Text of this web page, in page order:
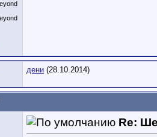
дени (28.10.2014)
Re: